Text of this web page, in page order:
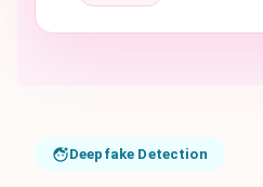
Deepfake Detection